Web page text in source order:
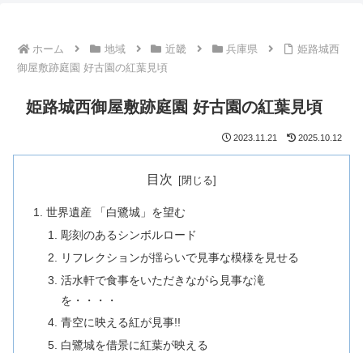
ホーム 地域 近畿 兵庫県
姫路城西
御屋敷跡庭園 好古園の紅葉見頃
姫路城西御屋敷跡庭園 好古園の紅葉見頃
2023.11.21 2025.10.12
目次
世界遺産 「白鷺城」を望む
彫刻のあるシンボルロード
リフレクションが揺らいで見事な模様を見せる
活水軒で食事をいただきながら見事な滝
を・・・・
青空に映える紅が見事!!
白鷺城を借景に紅葉が映える